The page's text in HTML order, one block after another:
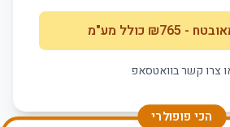
- ₪
765 כולל מע"מ
צרו קשר בוואטסאפ
הכי פופולרי